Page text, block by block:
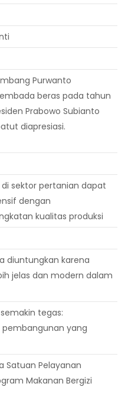
Purwanto
beras pada tahun
Prabowo Subianto
diapresiasi.
sektor pertanian dapat
dengan
kualitas produksi
diuntungkan karena
jelas dan modern dalam
tegas:
yang
Satuan Pelayanan
Makanan Bergizi